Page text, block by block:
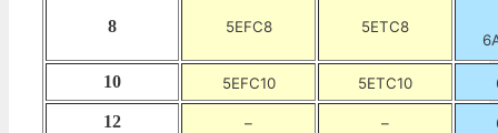
8 5EFC8 5ETC8
10 5EFC10 5ETC10
12 – –